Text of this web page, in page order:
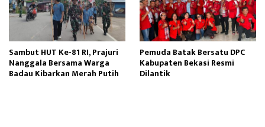
Sambut HUT Ke-81 RI, Prajuri
Nanggala Bersama Warga
Badau Kibarkan Merah Putih
Pemuda Batak Bersatu DPC
Kabupaten Bekasi Resmi
Dilantik